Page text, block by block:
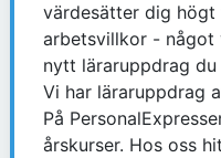
värdesätter dig
arbetsvillkor - något
nytt läraruppdrag
Vi har läraruppdrag
På
årskurser. Hos oss